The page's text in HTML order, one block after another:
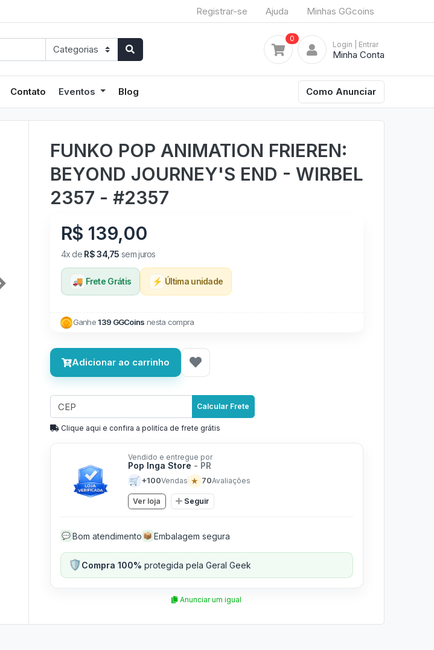
Registrar-se Ajuda Minhas GGcoins
0
Login | Entrar
Minha Conta
Contato Eventos Blog Como Anunciar
Next
FUNKO POP ANIMATION FRIEREN:
BEYOND JOURNEY'S END - WIRBEL
2357 - #2357
R$ 139,00
4x de R$ 34,75 sem juros
🚚 Frete Grátis ⚡ Última unidade
Ganhe139 GGCoins nesta compra
Adicionar ao carrinho
Calcular Frete
Clique aqui e confira a politíca de frete grátis
Vendido e entregue por
Pop Inga Store - PR
🛒 +100Vendas ★ 70Avaliações
Ver loja Seguir
💬 Bom atendimento 📦 Embalagem segura
🛡️Compra 100% protegida pela Geral Geek
Anunciar um igual